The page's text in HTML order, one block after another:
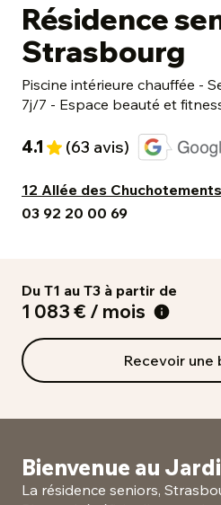
Résidence
Strasbourg
Piscine intérieure chauffée -
7j/7 - Espace beauté et
4.1 (63 avis)
12 Allée des
03 92 20 00 69
Du T1 au T3 à partir de
1 083 € / mois
Recevoir une
Bienvenue au
La résidence seniors,